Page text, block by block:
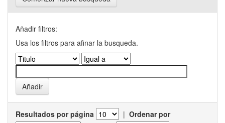
Añadir filtros:
Usa los filtros para afinar la busqueda.
Resultados por página | Ordenar por